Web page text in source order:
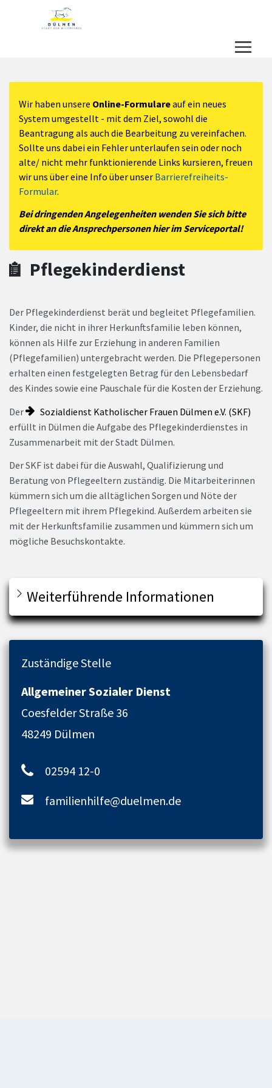
Zum Header
Zum Hauptinhalt
Zum Footer
Zum Hauptinhalt springen
Wir haben unsere Online-Formulareauf ein neues
System umgestellt - mit dem Ziel, sowohl die
Beantragung als auch die Bearbeitung zu vereinfachen.
Sollte uns dabei ein Fehler unterlaufen sein oder noch
alte/ nicht mehr funktionierende Links kursieren, freuen
wir uns über eine Info über unser Barrierefreiheits-
Formular.
Bei dringenden Angelegenheiten wenden Sie sich bitte
direkt an die Ansprechpersonen hier im Serviceportal!
Pflegekinderdienst
Der Pflegekinderdienst berät und begleitet Pflegefamilien.
Kinder, die nicht in ihrer Herkunftsfamilie leben können,
können als Hilfe zur Erziehung in anderen Familien
(Pflegefamilien) untergebracht werden. Die Pflegepersonen
erhalten einen festgelegten Betrag für den Lebensbedarf
des Kindes sowie eine Pauschale für die Kosten der Erziehung.
Der
Sozialdienst Katholischer Frauen Dülmen e.V. (SKF)
erfüllt in Dülmen die Aufgabe des Pflegekinderdienstes in
Zusammenarbeit mit der Stadt Dülmen.
Der SKF ist dabei für die Auswahl, Qualifizierung und
Beratung von Pflegeeltern zuständig. Die Mitarbeiterinnen
kümmern sich um die alltäglichen Sorgen und Nöte der
Pflegeeltern mit ihrem Pflegekind. Außerdem arbeiten sie
mit der Herkunftsfamilie zusammen und kümmern sich um
mögliche Besuchskontakte.
Weiterführende Informationen
Zuständige Stelle
Allgemeiner Sozialer Dienst
Coesfelder Straße 36
48249 Dülmen
02594 12-0
familienhilfe@duelmen.de